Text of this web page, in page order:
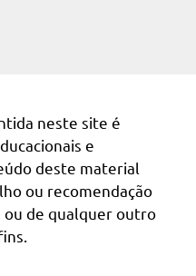
neste site é
e
deste material
ou recomendação
ou de qualquer outro